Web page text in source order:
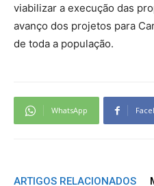
viabilizar a execução das
avanço dos projetos para
de toda a população.
WhatsApp
ARTIGOS RELACIONADOS